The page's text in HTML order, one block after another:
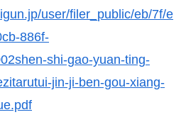
user/filer_public/eb/7f/e
886f-
shi-gao-yuan-ting-
jin-ji-ben-gou-xiang-